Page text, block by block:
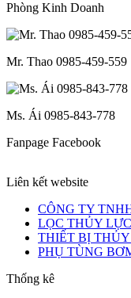
Phòng Kinh Doanh
Mr. Thao 0985-459-559
Ms. Ái 0985-843-778
Fanpage Facebook
Liên kết website
CÔNG TY
LỌC THỦY LỰC
THIẾT BỊ
PHỤ TÙNG
Thống kê